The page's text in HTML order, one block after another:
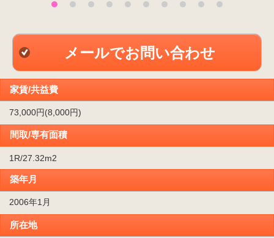
メールでお問い合わせ
家賃/共益費
73,000円(8,000円)
間取/専有面積
1R/27.32m2
築年月
2006年1月
所在地